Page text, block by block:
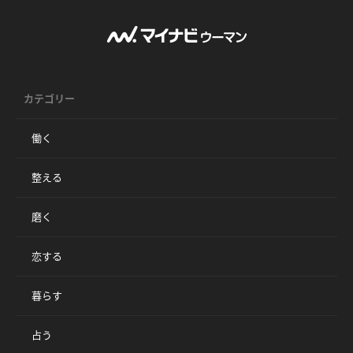
カテゴリー
働く
整える
磨く
恋する
暮らす
占う